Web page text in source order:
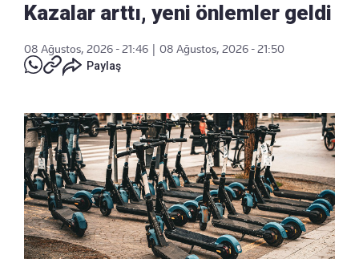
Kazalar arttı, yeni önlemler geldi
08 Ağustos, 2026 - 21:46
08 Ağustos, 2026 - 21:50
Paylaş